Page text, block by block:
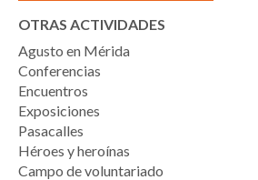
OTRAS ACTIVIDADES
Agusto en Mérida
Conferencias
Encuentros
Exposiciones
Pasacalles
Héroes y heroínas
Campo de voluntariado